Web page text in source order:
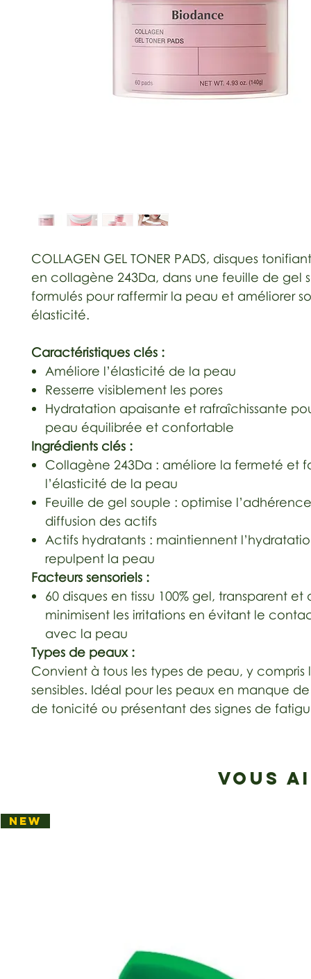
COLLAGEN GEL TONER PADS, disques
en collagène 243Da, dans une feuille de gel
formulés pour raffermir la peau et améliorer
élasticité.
Caractéristiques clés :
Améliore l’élasticité de la peau
Resserre visiblement les pores
Hydratation apaisante et rafraîchissante
peau équilibrée et confortable
Ingrédients clés :
Collagène 243Da : améliore la fermeté et
l’élasticité de la peau
Feuille de gel souple : optimise
diffusion des actifs
Actifs hydratants : maintiennent
repulpent la peau
Facteurs sensoriels :
60 disques en tissu 100% gel, transparent et
minimisent les irritations en évitant le
avec la peau
Types de peaux :
Convient à tous les types de peau, y compris
sensibles. Idéal pour les peaux en manque
de tonicité ou présentant des signes de
VOUS
NEW